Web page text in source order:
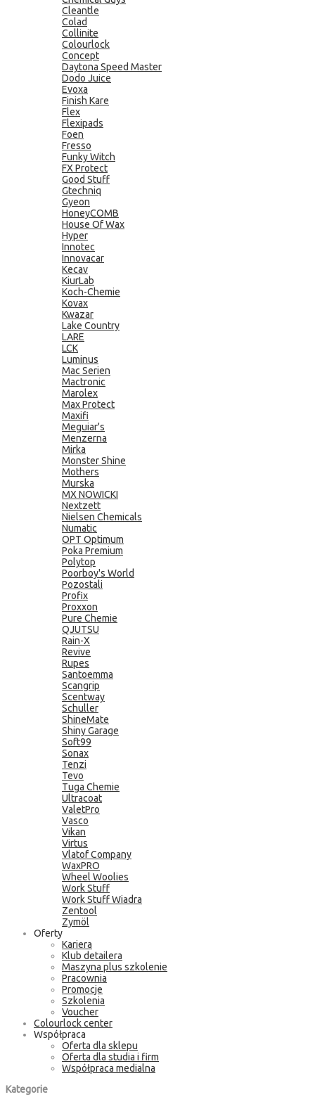
Cleantle
Colad
Collinite
Colourlock
Concept
Daytona Speed Master
Dodo Juice
Evoxa
Finish Kare
Flex
Flexipads
Foen
Fresso
Funky Witch
FX Protect
Good Stuff
Gtechniq
Gyeon
HoneyCOMB
House Of Wax
Hyper
Innotec
Innovacar
Kecav
KiurLab
Koch-Chemie
Kovax
Kwazar
Lake Country
LARE
LCK
Luminus
Mac Serien
Mactronic
Marolex
Max Protect
Maxifi
Meguiar's
Menzerna
Mirka
Monster Shine
Mothers
Murska
MX NOWICKI
Nextzett
Nielsen Chemicals
Numatic
OPT Optimum
Poka Premium
Polytop
Poorboy's World
Pozostali
Profix
Proxxon
Pure Chemie
QJUTSU
Rain-X
Revive
Rupes
Santoemma
Scangrip
Scentway
Schuller
ShineMate
Shiny Garage
Soft99
Sonax
Tenzi
Tevo
Tuga Chemie
Ultracoat
ValetPro
Vasco
Vikan
Virtus
Vlatof Company
WaxPRO
Wheel Woolies
Work Stuff
Work Stuff Wiadra
Zentool
Zymöl
Oferty
Kariera
Klub detailera
Maszyna plus szkolenie
Pracownia
Promocje
Szkolenia
Voucher
Colourlock center
Współpraca
Oferta dla sklepu
Oferta dla studia i firm
Współpraca medialna
Kategorie